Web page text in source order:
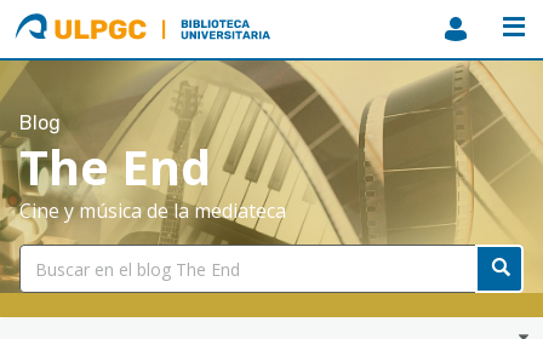
ULPGC
Biblioteca
ULPGC
Blog
The End
Cine y música de la mediateca